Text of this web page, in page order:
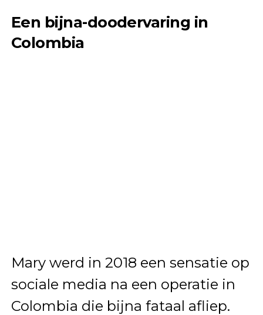
Een bijna-doodervaring in
Colombia
Mary werd in 2018 een sensatie op
sociale media na een operatie in
Colombia die bijna fataal afliep.